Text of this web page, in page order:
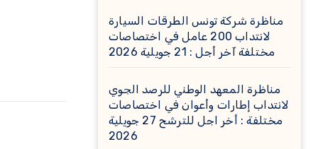
مناظرة شركة تونس الطرقات السيارة
لانتداب 200 عامل في اختصاصات
مختلفة آخر أجل : 21 جويلية 2026
مناظرة المعهد الوطني للرصد الجوي
لانتداب إطارات وأعوان في اختصاصات
مختلفة : أخر اجل للترشح 27 جويلية
2026